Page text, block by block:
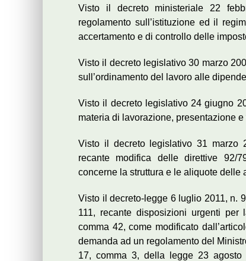
Visto il decreto ministeriale 22
regolamento sull’istituzione ed il
accertamento e di controllo delle
Visto il decreto legislativo 30 marzo
sull’ordinamento del lavoro alle
Visto il decreto legislativo 24 giugno
materia di lavorazione, presentazione
Visto il decreto legislativo 31 marzo
recante modifica delle direttive 92/
concerne la struttura e le aliquote delle
Visto il decreto-legge 6 luglio 2011, n.
111, recante disposizioni urgenti per
comma 42, come modificato
demanda ad un regolamento del
17, comma 3, della legge 23